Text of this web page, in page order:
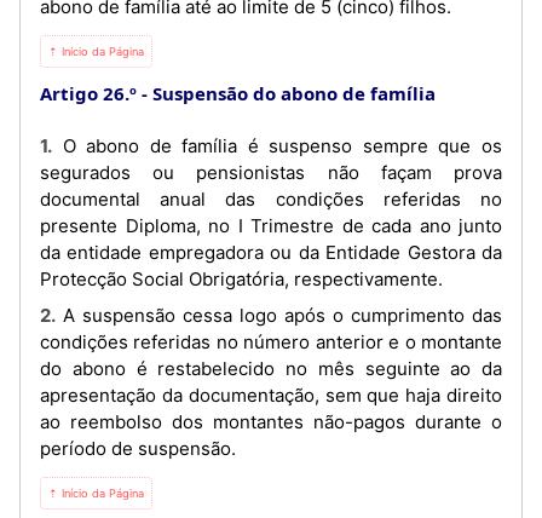
abono de família até ao limite de 5 (cinco) filhos.
⇡ Início da Página
Artigo 26.º Suspensão do abono de família
1. O abono de família é suspenso sempre que os
segurados ou pensionistas não façam prova
documental anual das condições referidas no
presente Diploma, no I Trimestre de cada ano junto
da entidade empregadora ou da Entidade Gestora da
Protecção Social Obrigatória, respectivamente.
2. A suspensão cessa logo após o cumprimento das
condições referidas no número anterior e o montante
do abono é restabelecido no mês seguinte ao da
apresentação da documentação, sem que haja direito
ao reembolso dos montantes não-pagos durante o
período de suspensão.
⇡ Início da Página